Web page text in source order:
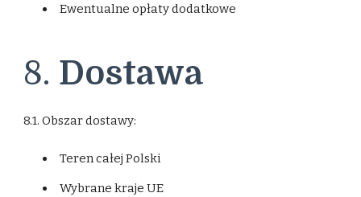
Ewentualne opłaty dodatkowe
8. Dostawa
8.1. Obszar dostawy:
Teren całej Polski
Wybrane kraje UE